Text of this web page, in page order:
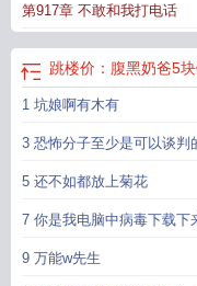
第917章 不敢和我打电话
跳楼价：腹黑奶爸5
1 坑娘啊有木有
3 恐怖分子至少是可以谈判
5 还不如都放上菊花
7 你是我电脑中病毒下载下
9 万能w先生